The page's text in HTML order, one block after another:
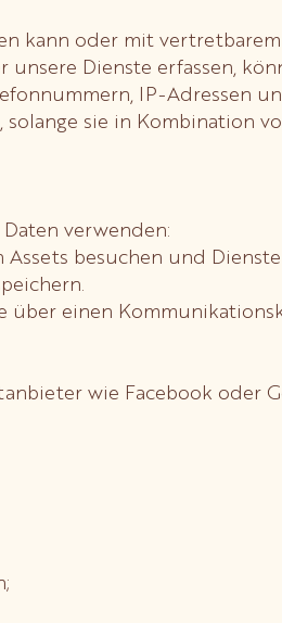
kann oder mit
unsere Dienste erfassen,
IP-Adressen
sie in Kombination
verwenden:
besuchen und
über einen
wie Facebook oder